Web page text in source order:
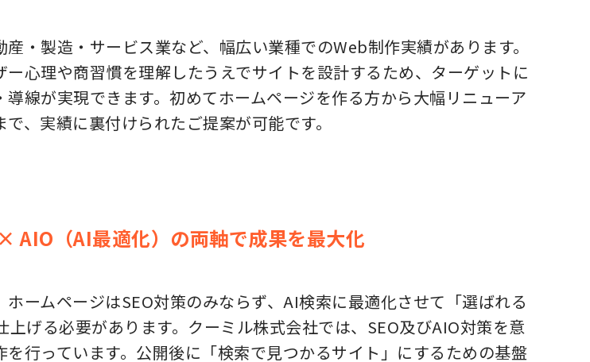
・製造・サービス業など、幅広い業種でのWeb制作実績があります。
ー心理や商習慣を理解したうえでサイトを設計するため、ターゲットに
導線が実現できます。初めてホームページを作る方から大幅リニューア
、実績に裏付けられたご提案が可能です。
AIO（AI最適化）の両軸で成果を最大化
ホームページはSEO対策のみならず、AI検索に最適化させて「選ばれる
上げる必要があります。クーミル株式会社では、SEO及びAIO対策を意
を行っています。公開後に「検索で見つかるサイト」にするための基盤